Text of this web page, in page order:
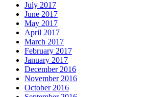
July 2017
June 2017
May 2017
April 2017
March 2017
February 2017
January 2017
December 2016
November 2016
October 2016